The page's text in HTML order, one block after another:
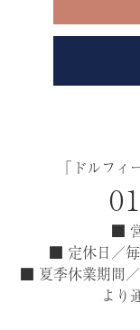
「ドルフ
■
■ 定休日／毎
■ 夏季休業期間／
より